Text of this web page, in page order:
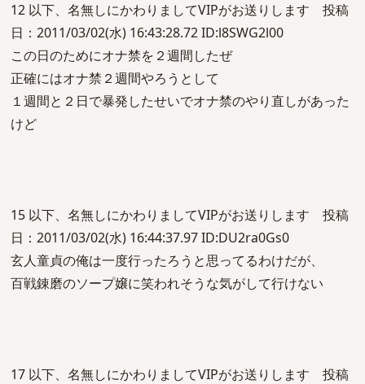
12 以下、名無しにかわりましてVIPがお送りします 投稿
日：2011/03/02(水) 16:43:28.72 ID:l8SWG2l00
この日のためにオナ禁を２週間したぜ
正確にはオナ禁２週間やろうとして
１週間と２日で暴発したせいでオナ禁のやり直しがあった
けど
15 以下、名無しにかわりましてVIPがお送りします 投稿
日：2011/03/02(水) 16:44:37.97 ID:DU2ra0Gs0
玄人童貞の俺は一度行ったろうと思ってるわけだが、
百戦錬磨のソープ嬢に笑われそうな気がして行けない
17 以下、名無しにかわりましてVIPがお送りします 投稿